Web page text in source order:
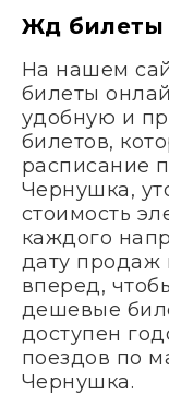
Жд билеты
На нашем
билеты
удобную и
билетов,
расписание
Чернушка,
стоимость
каждого
дату продаж
вперед,
дешевые
доступен
поездов по
Чернушка.